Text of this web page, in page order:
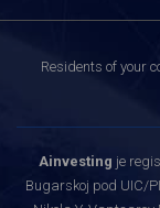
Residents of your
Ainvesting je
Bugarskoj pod UIC/